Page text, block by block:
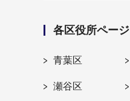
各区役所ページ
青葉区
瀬谷区